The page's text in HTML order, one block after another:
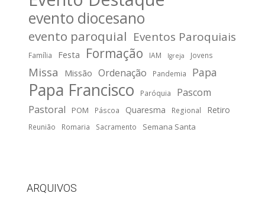
evento diocesano
evento paroquial Eventos Paroquiais
Família Festa Formação IAM Igreja Jovens
Missa Missão Ordenação Pandemia Papa
Papa Francisco Paróquia
Pascom
Pastoral
POM Páscoa Quaresma Regional Retiro
Reunião Romaria Sacramento Semana Santa
ARQUIVOS